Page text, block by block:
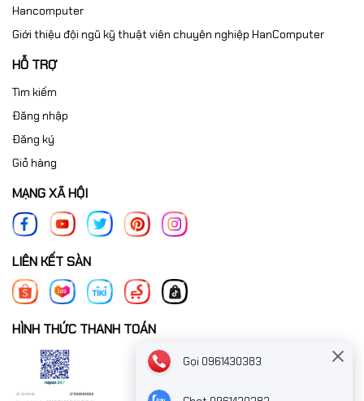
Hancomputer
Giới thiệu đội ngũ kỹ thuật viên chuyên nghiệp HanComputer
HỖ TRỢ
Tìm kiếm
Đăng nhập
Đăng ký
Giỏ hàng
MẠNG XÃ HỘI
LIÊN KẾT SÀN
HÌNH THỨC THANH TOÁN
Gọi 0961430383